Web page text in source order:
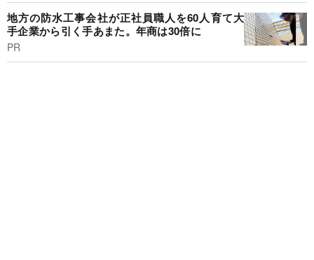
地方の防水工事会社が正社員職人を60人育て大
手企業から引く手あまた。年商は30倍に
PR